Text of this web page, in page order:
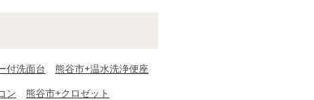
付洗面台 熊谷市+温水洗浄便座
ン 熊谷市+クロゼット